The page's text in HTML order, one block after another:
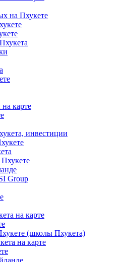
на Пхукете
карте
инвестиции
Group
на карте
(школы Пхукета)
на карте